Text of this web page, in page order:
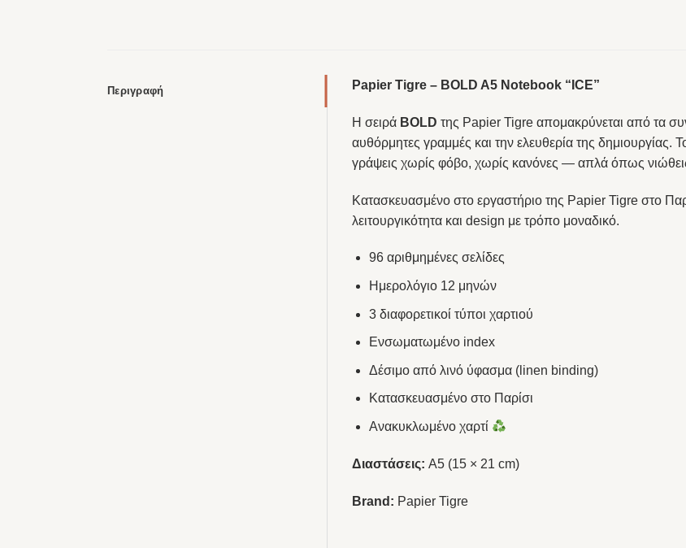
Περιγραφή Papier Tigre – BOLD A5 Notebook “ICE”
Η σειρά BOLD της Papier Tigre απομακρύνεται από τα
αυθόρμητες γραμμές και την ελευθερία της δημιουργίας.
γράψεις χωρίς φόβο, χωρίς κανόνες — απλά όπως
Κατασκευασμένο στο εργαστήριο της Papier Tigre στο
λειτουργικότητα και design με τρόπο μοναδικό.
96 αριθμημένες σελίδες
Ημερολόγιο 12 μηνών
3 διαφορετικοί τύποι χαρτιού
Ενσωματωμένο index
Δέσιμο από λινό ύφασμα (linen binding)
Κατασκευασμένο στο Παρίσι
Ανακυκλωμένο χαρτί
Διαστάσεις: A5 (15 × 21 cm)
Brand: Papier Tigre